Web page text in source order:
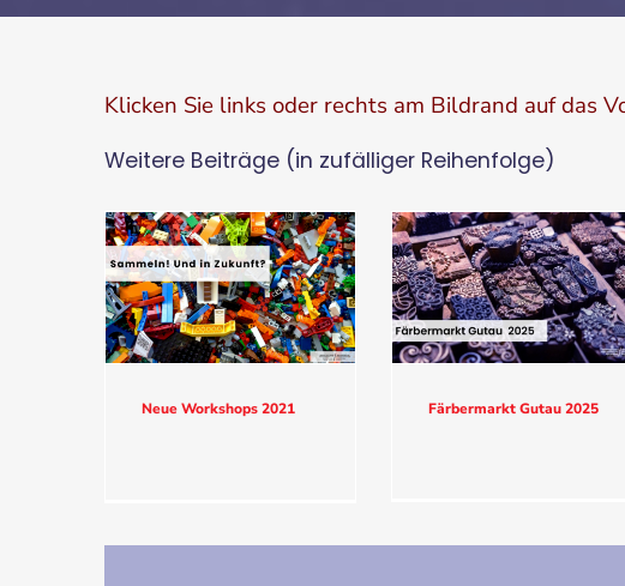
Klicken Sie links oder rechts am Bildrand auf das
Weitere Beiträge (in zufälliger Reihenfolge)
Neue Workshops 2021 Färbermarkt Gutau 2025